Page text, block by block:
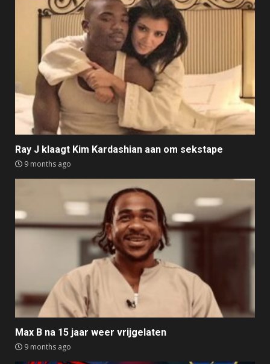
Ray J klaagt Kim Kardashian aan om sekstape
9 months ago
Max B na 15 jaar weer vrijgelaten
9 months ago